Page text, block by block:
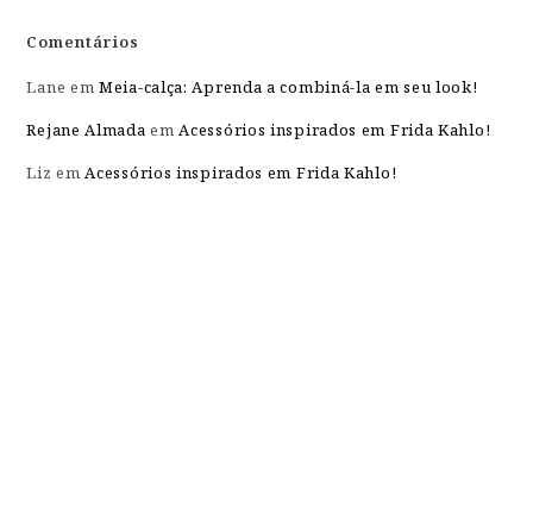
Comentários
Lane emMeia-calça: Aprenda a combiná-la em seu look!
Rejane Almada emAcessórios inspirados em Frida Kahlo!
Liz emAcessórios inspirados em Frida Kahlo!